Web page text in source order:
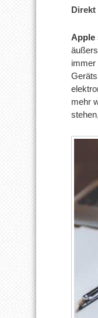
Direkt
Apple
immer
mehr